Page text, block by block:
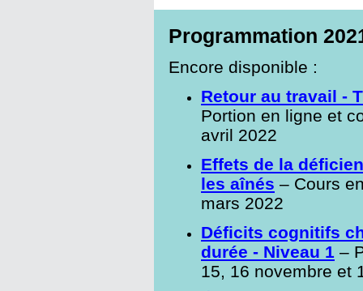
Programmation
Encore disponible :
Retour au travail -
Portion en ligne et
avril 2022
Effets de la
les aînés – Cours
mars 2022
Déficits cognitifs
durée - Niveau 1 –
15, 16 novembre et